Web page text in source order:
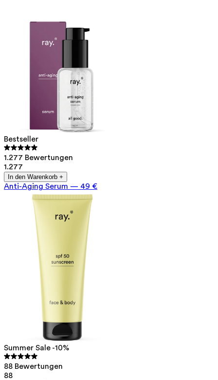
Bestseller
1.277 Bewertungen
1.277
In den Warenkorb +
Anti-Aging Serum — 49 €
Summer Sale -10%
88 Bewertungen
88